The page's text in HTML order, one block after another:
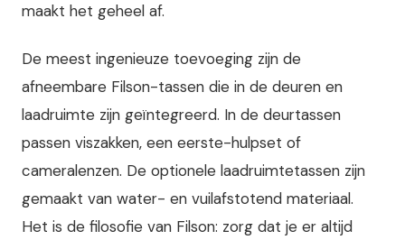
maakt het geheel af.
De meest ingenieuze toevoeging zijn de
afneembare Filson-tassen die in de deuren en
laadruimte zijn geïntegreerd. In de deurtassen
passen viszakken, een eerste-hulpset of
cameralenzen. De optionele laadruimtetassen zijn
gemaakt van water- en vuilafstotend materiaal.
Het is de filosofie van Filson: zorg dat je er altijd